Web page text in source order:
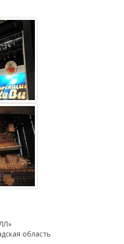
область